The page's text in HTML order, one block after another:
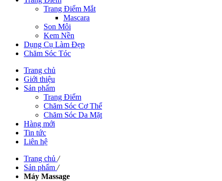
Trang Điểm Mắt
Mascara
Son Môi
Kem Nền
Dụng Cụ Làm Đẹp
Chăm Sóc Tóc
Trang chủ
Giới thiệu
Sản phẩm
Trang Điểm
Chăm Sóc Cơ Thể
Chăm Sóc Da Mặt
Hàng mới
Tin tức
Liên hệ
Trang chủ /
Sản phẩm /
Máy Massage